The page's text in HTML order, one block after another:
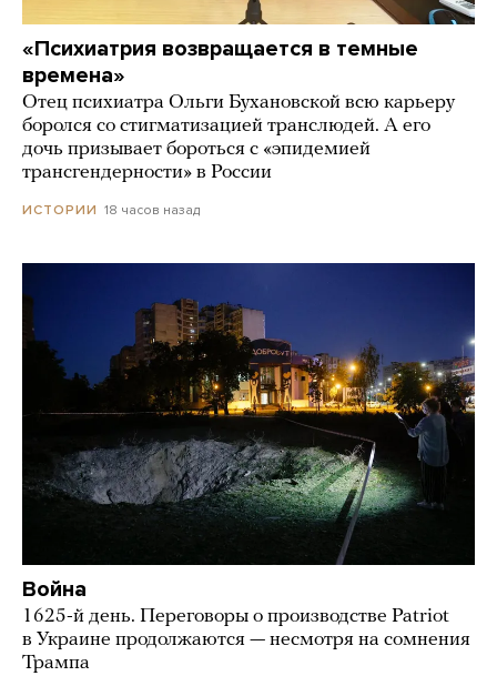
«Психиатрия возвращается в темные
времена»
Отец психиатра Ольги Бухановской всю карьеру
боролся со стигматизацией транслюдей. А его
дочь призывает бороться с «эпидемией
трансгендерности» в России
ИСТОРИИ 18 часов назад
Война
1625-й день. Переговоры о производстве Patriot
в Украине продолжаются — несмотря на сомнения
Трампа